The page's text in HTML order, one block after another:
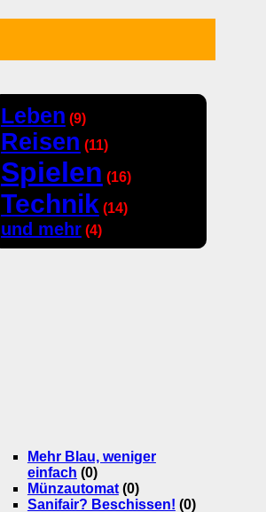
Leben (9)
Reisen (11)
Spielen (16)
Technik (14)
und mehr(4)
Mehr Blau, weniger
einfach (0)
Münzautomat(0)
Sanifair? Beschissen! (0)